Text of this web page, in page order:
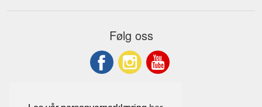
Følg oss